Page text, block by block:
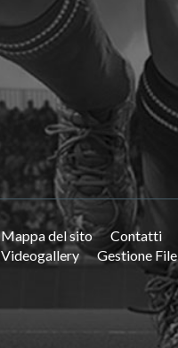
Mappa del sito Contatti
Videogallery
Gestione File